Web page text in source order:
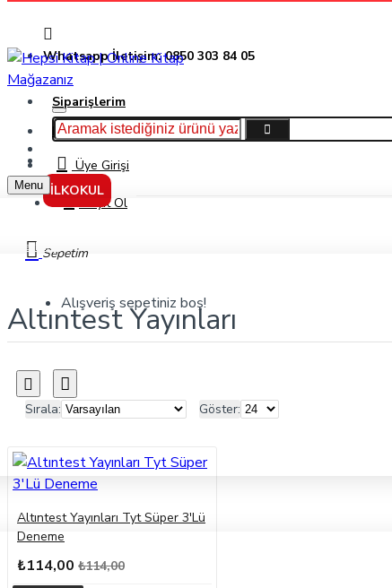
Whatsapp İletişim: 0850 303 84 05
Siparişlerim
Hakkımızda
İletişimÜye Girişi
Kayıt Ol
Sepetim
Alışveriş sepetiniz boş!
İLKOKUL
Menu
Markalar
Altıntest Yayınları
Sırala: Göster:
Altıntest Yayınları Tyt Süper 3'Lü
Deneme
₺114,00 ₺114,00